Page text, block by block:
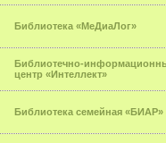
Библиотека «МеДиаЛог»
Библиотечно-
центр «Интеллект»
Библиотека семейная «БИАР»